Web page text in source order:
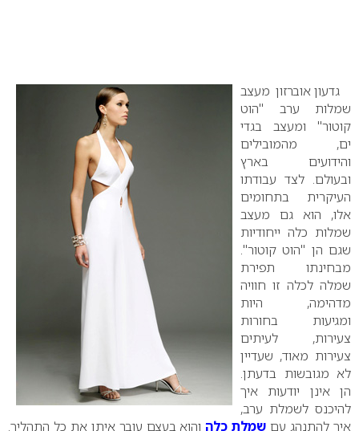
גדעון אוברזון מעצב
שמלות ערב "הוט
קוטור" ומעצב בגדי
ים, מהמובילים
והידועים בארץ
ובעולם. לצד עבודתו
העיקרית בתחומים
אלו, הוא גם מעצב
שמלות כלה ייחודיות
שגם הן "הוט קוטור".
מבחינתו תפירת
שמלה לכלה זו חוויה
מדהימה, היות
ומגיעות בחורות
צעירות, לעיתים
צעירות מאוד, שעדיין
לא מגובשות בדעתן.
הן אינן יודעות איך
להיכנס לשמלת ערב,
איך להתנהג עם שמלת כלהוהוא בעצם עובר איתן את כל התהליך.